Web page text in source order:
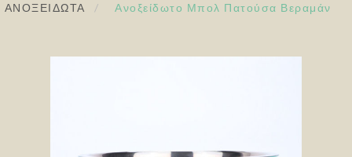
ΑΝΟΞΕΙΔΩΤΑ / Ανοξείδωτο Μπολ Πατούσα Βεραμάν